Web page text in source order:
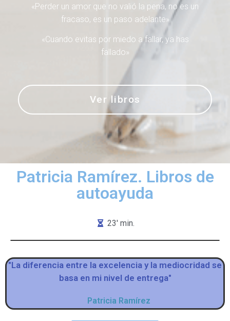
«Perder un amor que no valió la pena, no es un
fracaso, es un paso adelante»
«Cuando evitas por miedo a fallar, ya has
fallado»
Ver libros
Patricia Ramírez. Libros de
autoayuda
23' min.
"La diferencia entre la excelencia y la mediocridad se
basa en mi nivel de entrega"
Patricia Ramírez